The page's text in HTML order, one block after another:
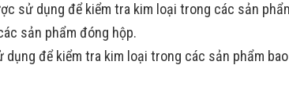
sử dụng để kiểm tra kim loại trong các sản
sản phẩm đóng hộp.
dụng để kiểm tra kim loại trong các sản phẩm